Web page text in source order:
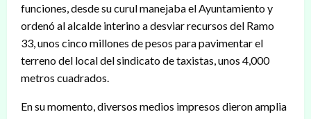
funciones, desde su curul manejaba el Ayuntamiento y
ordenó al alcalde interino a desviar recursos del Ramo
33, unos cinco millones de pesos para pavimentar el
terreno del local del sindicato de taxistas, unos 4,000
metros cuadrados.
En su momento, diversos medios impresos dieron amplia